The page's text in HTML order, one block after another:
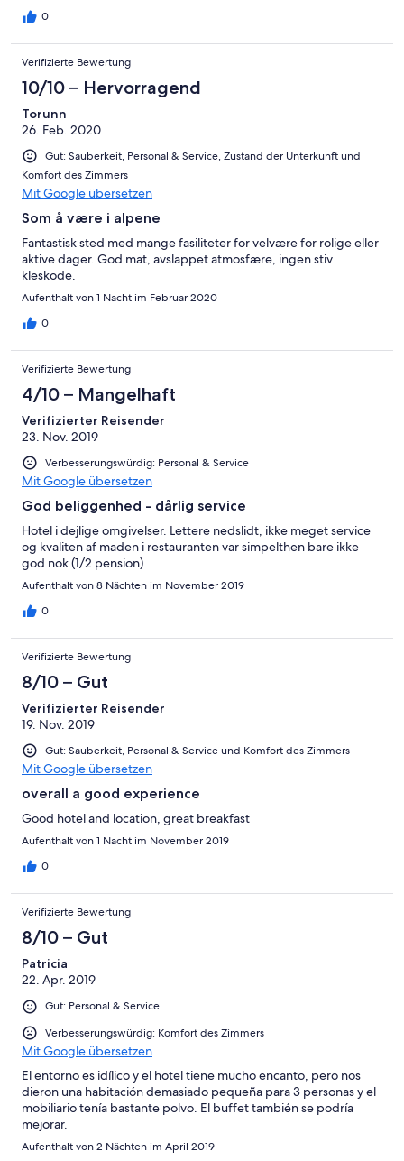
0
Verifizierte Bewertung
10/10 – Hervorragend
Torunn
26. Feb. 2020
Gut: Sauberkeit, Personal & Service, Zustand der Unterkunft und
Komfort des Zimmers
Mit Google übersetzen
Som å være i alpene
Fantastisk sted med mange fasiliteter for velvære for rolige eller
aktive dager. God mat, avslappet atmosfære, ingen stiv
kleskode.
Aufenthalt von 1 Nacht im Februar 2020
0
Verifizierte Bewertung
4/10 – Mangelhaft
Verifizierter Reisender
23. Nov. 2019
Verbesserungswürdig: Personal & Service
Mit Google übersetzen
God beliggenhed - dårlig service
Hotel i dejlige omgivelser. Lettere nedslidt, ikke meget service
og kvaliten af maden i restauranten var simpelthen bare ikke
god nok (1/2 pension)
Aufenthalt von 8 Nächten im November 2019
0
Verifizierte Bewertung
8/10 – Gut
Verifizierter Reisender
19. Nov. 2019
Gut: Sauberkeit, Personal & Service und Komfort des Zimmers
Mit Google übersetzen
overall a good experience
Good hotel and location, great breakfast
Aufenthalt von 1 Nacht im November 2019
0
Verifizierte Bewertung
8/10 – Gut
Patricia
22. Apr. 2019
Gut: Personal & Service
Verbesserungswürdig: Komfort des Zimmers
Mit Google übersetzen
El entorno es idílico y el hotel tiene mucho encanto, pero nos
dieron una habitación demasiado pequeña para 3 personas y el
mobiliario tenía bastante polvo. El buffet también se podría
mejorar.
Aufenthalt von 2 Nächten im April 2019